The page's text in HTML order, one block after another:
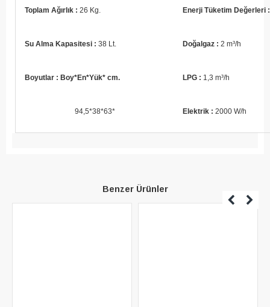
Toplam Ağırlık : 26 Kg. Enerji Tüketim Değerleri :
Su Alma Kapasitesi : 38 Lt. Doğalgaz : 2 m³/h
Boyutlar : Boy*En*Yük* cm. LPG : 1,3 m³/h
94,5*38*63* Elektrik : 2000 W/h
Benzer Ürünler